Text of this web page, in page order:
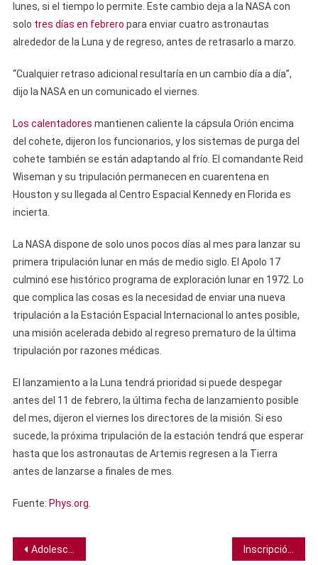
lunes, si el tiempo lo permite. Este cambio deja a la NASA con
solo tres días en febrero para enviar cuatro astronautas
alrededor de la Luna y de regreso, antes de retrasarlo a marzo.
“Cualquier retraso adicional resultaría en un cambio día a día”,
dijo la NASA en un comunicado el viernes.
Los calentadores mantienen caliente la cápsula Orión encima
del cohete, dijeron los funcionarios, y los sistemas de purga del
cohete también se están adaptando al frío. El comandante Reid
Wiseman y su tripulación permanecen en cuarentena en
Houston y su llegada al Centro Espacial Kennedy en Florida es
incierta.
La NASA dispone de solo unos pocos días al mes para lanzar su
primera tripulación lunar en más de medio siglo. El Apolo 17
culminó ese histórico programa de exploración lunar en 1972. Lo
que complica las cosas es la necesidad de enviar una nueva
tripulación a la Estación Espacial Internacional lo antes posible,
una misión acelerada debido al regreso prematuro de la última
tripulación por razones médicas.
El lanzamiento a la Luna tendrá prioridad si puede despegar
antes del 11 de febrero, la última fecha de lanzamiento posible
del mes, dijeron el viernes los directores de la misión. Si eso
sucede, la próxima tripulación de la estación tendrá que esperar
hasta que los astronautas de Artemis regresen a la Tierra
antes de lanzarse a finales de mes.
Fuente: Phys.org
Navegación
Adolescente de la Edad de Piedra fue atacado por un oso hace 28.000 años, confirma análisis de esqueleto